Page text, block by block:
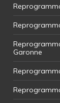
Garonne